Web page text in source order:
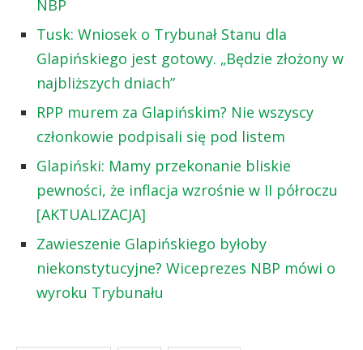
NBP
Tusk: Wniosek o Trybunał Stanu dla
Glapińskiego jest gotowy. „Będzie złożony w
najbliższych dniach”
RPP murem za Glapińskim? Nie wszyscy
członkowie podpisali się pod listem
Glapiński: Mamy przekonanie bliskie
pewności, że inflacja wzrośnie w II półroczu
[AKTUALIZACJA]
Zawieszenie Glapińskiego byłoby
niekonstytucyjne? Wiceprezes NBP mówi o
wyroku Trybunału